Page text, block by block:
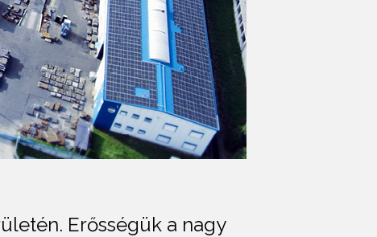
Erősségük a nagy